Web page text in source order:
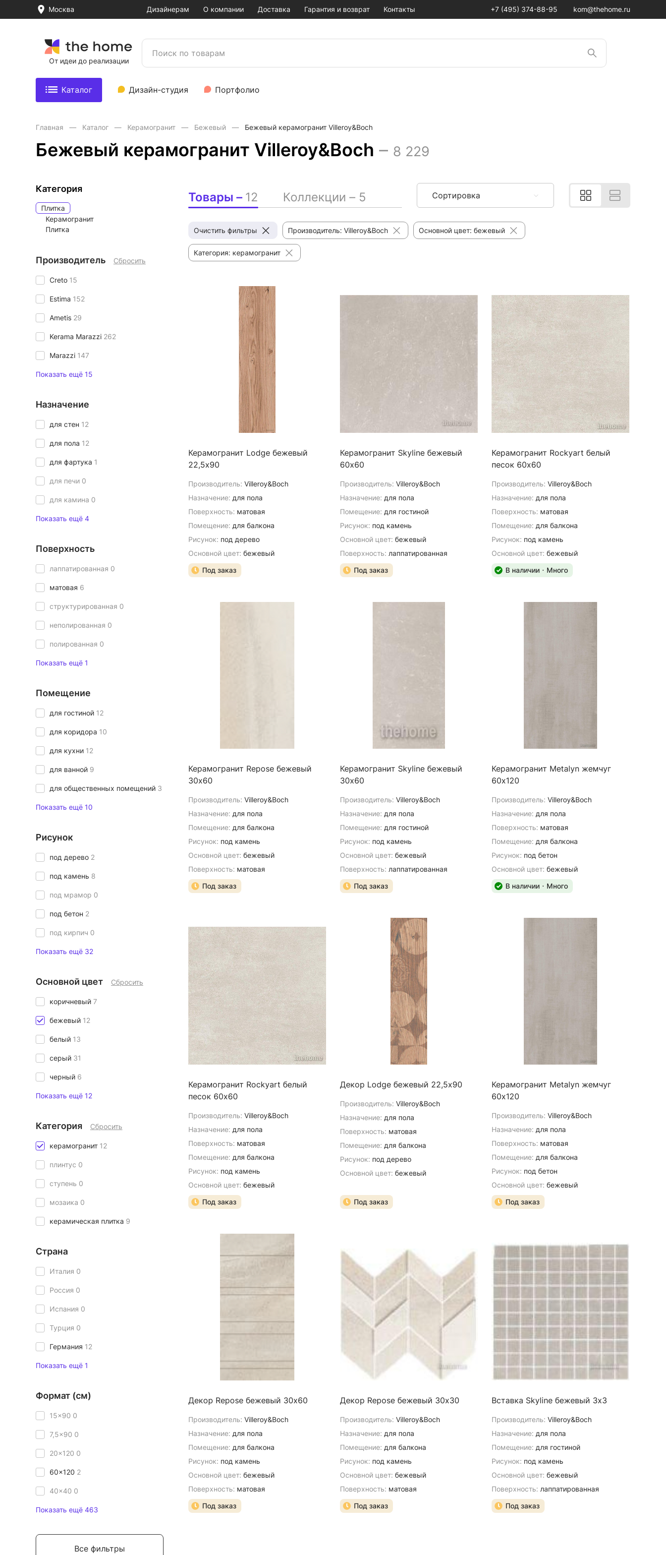
Москва Дизайнерам О компании Доставка Гарантия и возврат Контакты +7 (495) 374-88-95 kom@thehome.ru
От идеи до реализации
Каталог Дизайн-студия Портфолио
Главная Каталог Керамогранит Бежевый Бежевый керамогранит Villeroy&Boch
Бежевый керамогранит Villeroy&Boch – 8 229
Категория
Плитка
Керамогранит
Плитка
Производитель Сбросить
Creto 15
Estima 152
Ametis 29
Kerama Marazzi 262
Marazzi 147
Показать ещё 15
Назначение
для стен 12
для пола 12
для фартука 1
для печи 0
для камина 0
Показать ещё 4
Поверхность
лаппатированная 0
матовая 6
структурированная 0
неполированная 0
полированная 0
Показать ещё 1
Помещение
для гостиной 12
для коридора 10
для кухни 12
для ванной 9
для общественных помещений 3
Показать ещё 10
Рисунок
под дерево 2
под камень 8
под мрамор 0
под бетон 2
под кирпич 0
Показать ещё 32
Основной цвет Сбросить
коричневый 7
бежевый 12
белый 13
серый 31
черный 6
Показать ещё 12
Категория Сбросить
керамогранит 12
плинтус 0
ступень 0
мозаика 0
керамическая плитка 9
Страна
Италия 0
Россия 0
Испания 0
Турция 0
Германия 12
Показать ещё 1
Формат (см)
15x90 0
7,5x90 0
20x120 0
60x120 2
40x40 0
Показать ещё 463
Все фильтры
Товары – 12 Коллекции – 5 Сортировка
Очистить фильтры Производитель: Villeroy&Boch Основной цвет: бежевый
Категория: керамогранит
Керамогранит Lodge бежевый
22,5х90
Производитель: Villeroy&Boch
Назначение: для пола
Поверхность: матовая
Помещение: для балкона
Рисунок: под дерево
Основной цвет: бежевый
Под заказ
Керамогранит Skyline бежевый
60х60
Производитель: Villeroy&Boch
Назначение: для пола
Помещение: для гостиной
Рисунок: под камень
Основной цвет: бежевый
Поверхность: лаппатированная
Под заказ
Керамогранит Rockyart белый
песок 60х60
Производитель: Villeroy&Boch
Назначение: для пола
Поверхность: матовая
Помещение: для балкона
Рисунок: под камень
Основной цвет: бежевый
В наличии
Много
Керамогранит Repose бежевый
30х60
Производитель: Villeroy&Boch
Назначение: для пола
Помещение: для балкона
Рисунок: под камень
Основной цвет: бежевый
Поверхность: матовая
Под заказ
Керамогранит Skyline бежевый
30х60
Производитель: Villeroy&Boch
Назначение: для пола
Помещение: для гостиной
Рисунок: под камень
Основной цвет: бежевый
Поверхность: лаппатированная
Под заказ
Керамогранит Metalyn жемчуг
60х120
Производитель: Villeroy&Boch
Назначение: для пола
Поверхность: матовая
Помещение: для балкона
Рисунок: под бетон
Основной цвет: бежевый
В наличии
Много
Керамогранит Rockyart белый
песок 60х60
Производитель: Villeroy&Boch
Назначение: для пола
Поверхность: матовая
Помещение: для балкона
Рисунок: под камень
Основной цвет: бежевый
Под заказ
Декор Lodge бежевый 22,5х90
Производитель: Villeroy&Boch
Назначение: для пола
Поверхность: матовая
Помещение: для балкона
Рисунок: под дерево
Основной цвет: бежевый
Под заказ
Керамогранит Metalyn жемчуг
60х120
Производитель: Villeroy&Boch
Назначение: для пола
Поверхность: матовая
Помещение: для балкона
Рисунок: под бетон
Основной цвет: бежевый
Под заказ
Декор Repose бежевый 30х60
Производитель: Villeroy&Boch
Назначение: для пола
Помещение: для балкона
Рисунок: под камень
Основной цвет: бежевый
Поверхность: матовая
Под заказ
Декор Repose бежевый 30х30
Производитель: Villeroy&Boch
Назначение: для пола
Помещение: для балкона
Рисунок: под камень
Основной цвет: бежевый
Поверхность: матовая
Под заказ
Вставка Skyline бежевый 3х3
Производитель: Villeroy&Boch
Назначение: для пола
Помещение: для гостиной
Рисунок: под камень
Основной цвет: бежевый
Поверхность: лаппатированная
Под заказ